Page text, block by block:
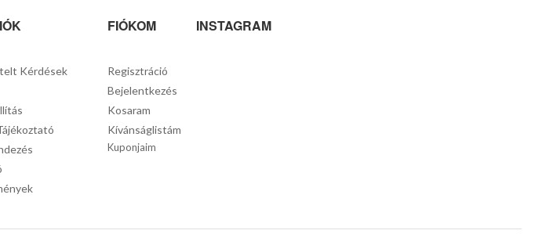
Kérdések
FIÓKOM
Regisztráció
Bejelentkezés
Kosaram
Kívánságlistám
Kuponjaim
INSTAGRAM